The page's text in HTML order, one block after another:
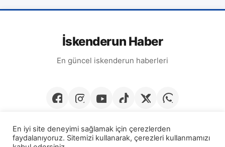
İskenderun Haber
En güncel iskenderun haberleri
En iyi site deneyimi sağlamak için çerezlerden
faydalanıyoruz. Sitemizi kullanarak, çerezleri kullanmamızı